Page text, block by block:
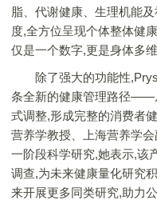
脂、代谢健康、生理机能
度,全方位呈现个体整体健
仅是一个数字,更是身体多
除了强大的功能性
条全新的健康管理路径——
式调整,形成完整的消费者
营养学教授、上海营养学
一阶段科学研究,她表示,该
调查,为未来健康量化研究
来开展更多同类研究,助力